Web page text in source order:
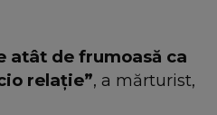
atât de frumoasă ca
relație”, a mărturist,